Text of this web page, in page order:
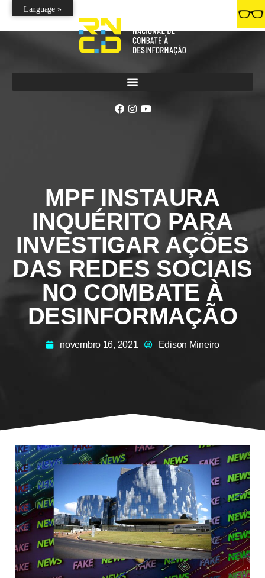
MPF INSTAURA
INQUÉRITO PARA
INVESTIGAR AÇÕES
DAS REDES SOCIAIS
NO COMBATE À
DESINFORMAÇÃO
novembro 16, 2021 Edison Mineiro
Language »